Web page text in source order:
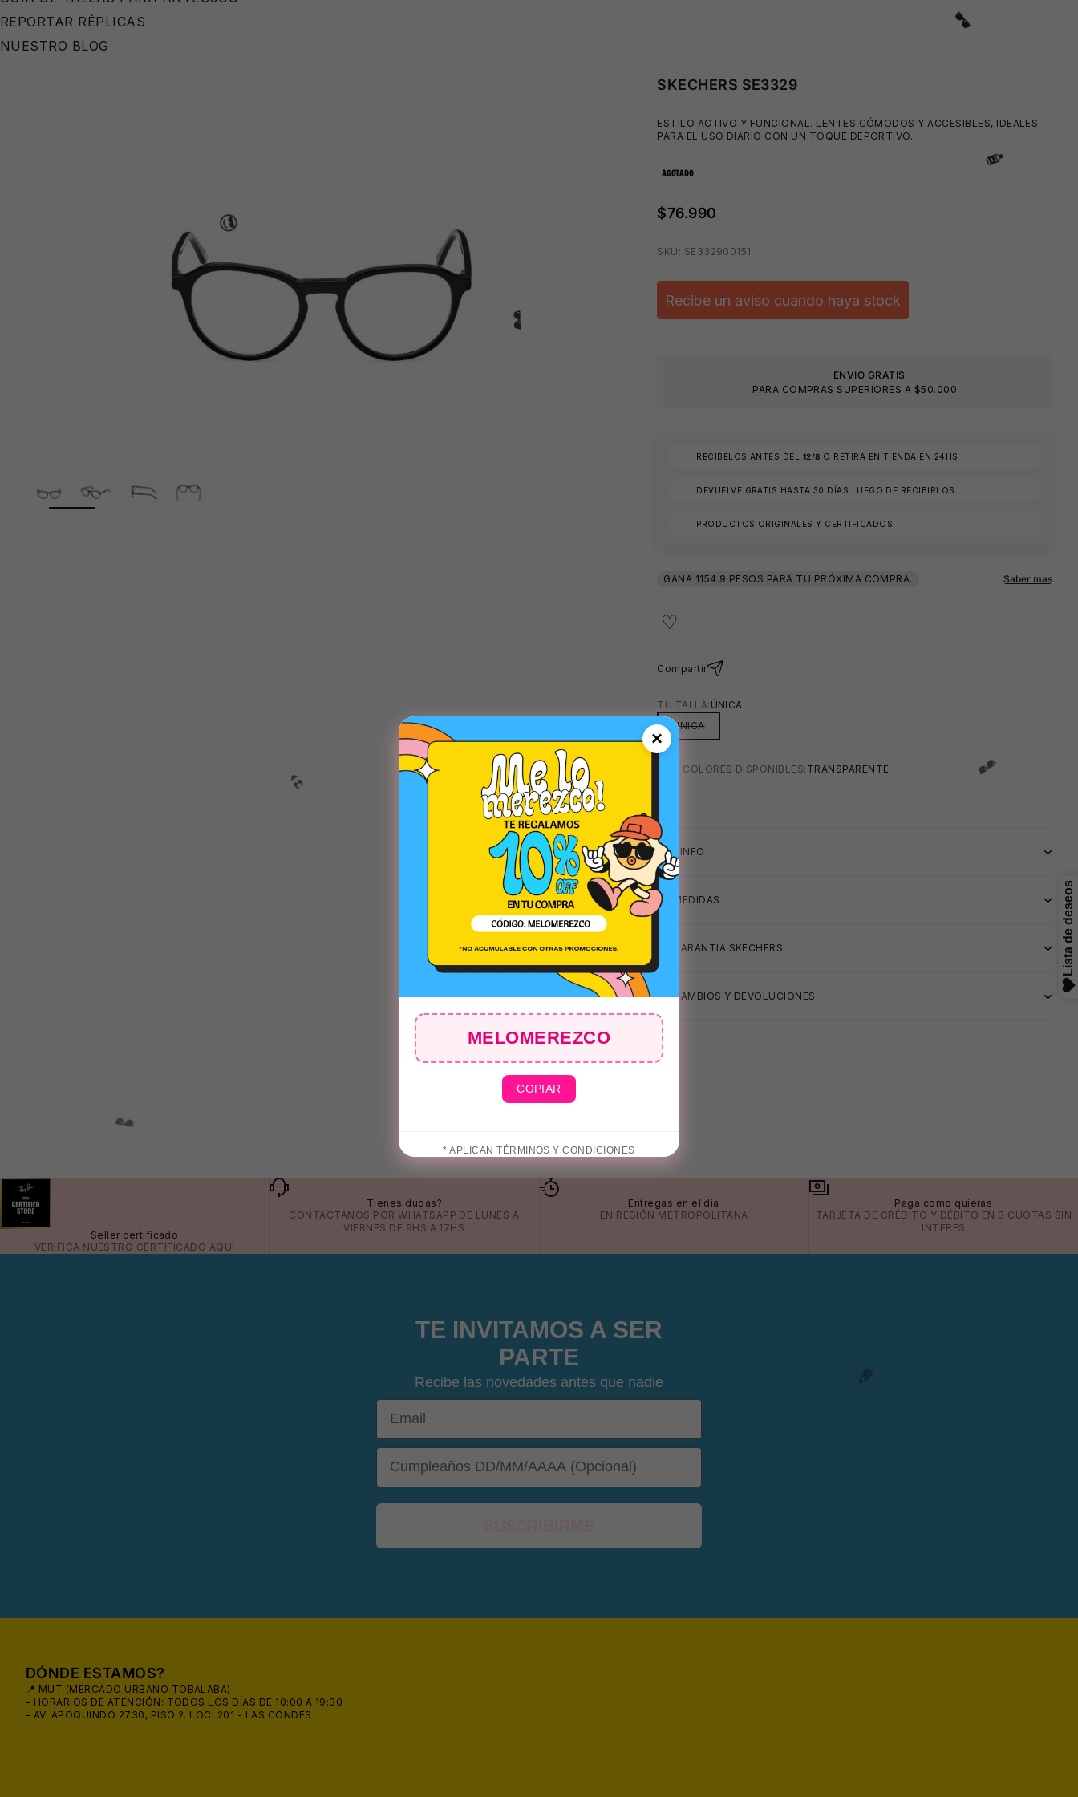
REPORTAR RÉPLICAS
NUESTRO BLOG
ZOOM
SKECHERS SE3329
ESTILO ACTIVO Y FUNCIONAL. LENTES CÓMODOS Y ACCESIBLES, IDEALES
PARA EL USO DIARIO CON UN TOQUE DEPORTIVO.
AGOTADO
$76.990
SKU: SE332900151
Recibe un aviso cuando haya stock
ENVIO GRATIS
PARA COMPRAS SUPERIORES A $50.000
RECÍBELOS ANTES DEL 12/8 O RETIRA EN TIENDA EN 24HS
DEVUELVE GRATIS HASTA 30 DÍAS LUEGO DE RECIBIRLOS
PRODUCTOS ORIGINALES Y CERTIFICADOS
Compartir
TU TALLA: ÚNICA
ÚNICA
MAS COLORES DISPONIBLES: TRANSPARENTE
+INFO
MEDIDAS
GARANTIA SKECHERS
CAMBIOS Y DEVOLUCIONES
×
MELOMEREZCO
COPIAR
* APLICAN TÉRMINOS Y CONDICIONES
Seller certificado
VERIFICA NUESTRO CERTIFICADO AQUÍ
Tienes dudas?
CONTACTANOS PORWHATSAPP DE LUNES A
VIERNES DE 9HS A 17HS
Entregas en el día
EN REGIÓN METROPOLITANA
Paga como quieras
TARJETA DE CRÉDITO Y DÉBITO EN 3 CUOTAS SIN
INTERES
TE INVITAMOS A SER
PARTE
Recibe las novedades antes que nadie
Email
DOB
DÓNDE ESTAMOS?
📍 MUT (MERCADO URBANO TOBALABA)
- HORARIOS DE ATENCIÓN: TODOS LOS DÍAS DE 10:00 A 19:30
- AV. APOQUINDO 2730, PISO 2. LOC. 201 - LAS CONDES
😎